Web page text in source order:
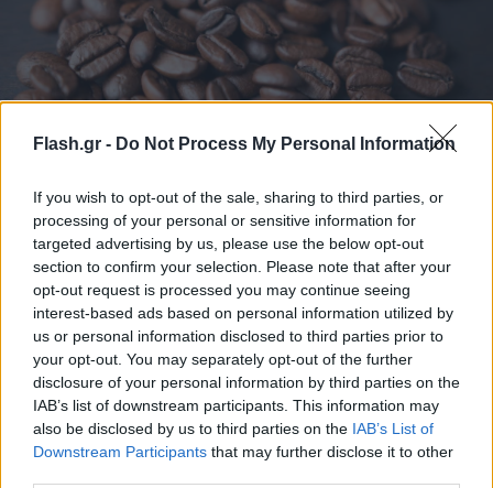
Flash.gr - Do Not Process My Personal Information
If you wish to opt-out of the sale, sharing to third parties, or
processing of your personal or sensitive information for
targeted advertising by us, please use the below opt-out
section to confirm your selection. Please note that after your
opt-out request is processed you may continue seeing
interest-based ads based on personal information utilized by
us or personal information disclosed to third parties prior to
your opt-out. You may separately opt-out of the further
disclosure of your personal information by third parties on the
IAB’s list of downstream participants. This information may
also be disclosed by us to third parties on the IAB’s List of
Downstream Participants that may further disclose it to other
Η καφεΐνη βελτιώνει τη μνήμη, ειδικά όταν
υπάρχει έλλειψη ύπνου
Η καφεΐνη φαίνεται να αντιστρέφει τις επιπτώσεις της
έλλειψης ύπνου στη μνήμη.
27.04.2026 16:40
Στέλιος